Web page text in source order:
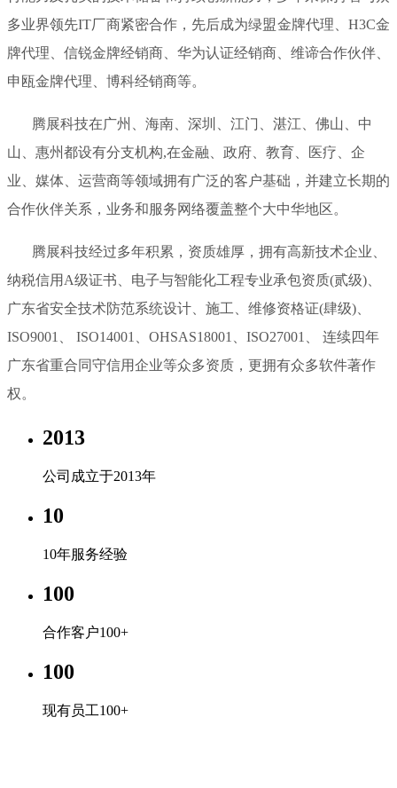
多业界领先IT厂商紧密合作，先后成为绿盟金牌代理、H3C金
牌代理、信锐金牌经销商、华为认证经销商、维谛合作伙伴、
申瓯金牌代理、博科经销商等。
腾展科技在广州、海南、深圳、江门、湛江、佛山、中
山、惠州都设有分支机构,在金融、政府、教育、医疗、企
业、媒体、运营商等领域拥有广泛的客户基础，并建立长期的
合作伙伴关系，业务和服务网络覆盖整个大中华地区。
腾展科技经过多年积累，资质雄厚，拥有高新技术企业、
纳税信用A级证书、电子与智能化工程专业承包资质(贰级)、
广东省安全技术防范系统设计、施工、维修资格证(肆级)、
ISO9001、 ISO14001、OHSAS18001、ISO27001、 连续四年
广东省重合同守信用企业等众多资质，更拥有众多软件著作
权。
2013
公司成立于2013年
10
10年服务经验
100
合作客户100+
100
现有员工100+